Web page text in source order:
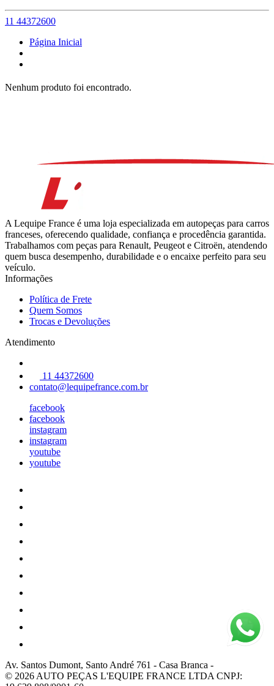
11 44372600
Página Inicial
Nenhum produto foi encontrado.
A Lequipe France é uma loja especializada em autopeças para carros
franceses, oferecendo qualidade, confiança e procedência garantida.
Trabalhamos com peças para Renault, Peugeot e Citroën, atendendo
quem busca desempenho, durabilidade e o encaixe perfeito para seu
veículo.
Informações
Política de Frete
Quem Somos
Trocas e Devoluções
Atendimento
11 44372600
contato@lequipefrance.com.br
facebook
facebook
instagram
instagram
youtube
youtube
Av. Santos Dumont, Santo André 761 - Casa Branca -
© 2026 AUTO PEÇAS L'EQUIPE FRANCE LTDA CNPJ: